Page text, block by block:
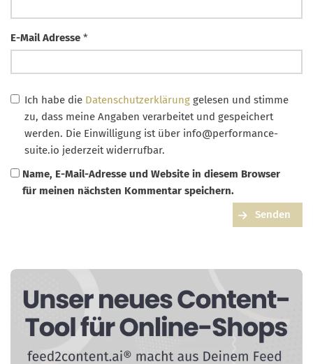
E-Mail Adresse *
Ich habe die Datenschutzerklärung gelesen und stimme
zu, dass meine Angaben verarbeitet und gespeichert
werden. Die Einwilligung ist über info@performance-
suite.io jederzeit widerrufbar.
Name, E-Mail-Adresse und Website in diesem Browser
für meinen nächsten Kommentar speichern.
Senden